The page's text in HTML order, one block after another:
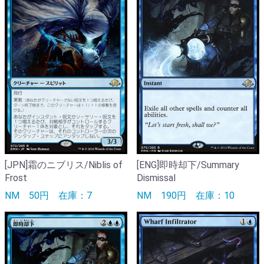
[JPN]霜のニブリス/Niblis of
Frost
NM 50円 在庫：7
[ENG]即時却下/Summary
Dismissal
NM 190円 在庫：10